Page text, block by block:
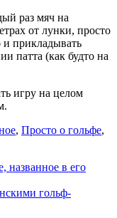
раз мяч на
от лунки, просто
и прикладывать
патта (как будто на
игру на целом
, Просто о гольфе,
названное в его
гольф-